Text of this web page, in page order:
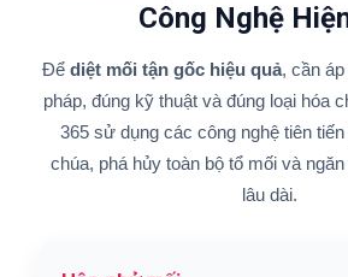
Công Nghệ
Để diệt mối tận gốc hiệu quả, cần
pháp, đúng kỹ thuật và đúng loại hóa
365 sử dụng các công nghệ tiên
chúa, phá hủy toàn bộ tổ mối và
lâu dài.